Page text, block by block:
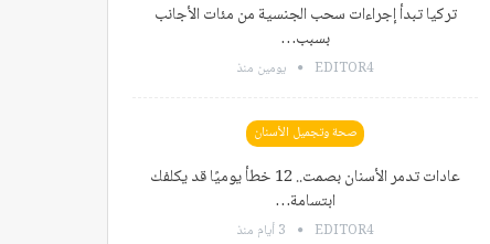
تركيا تبدأ إجراءات سحب الجنسية من مئات الأجانب
بسبب…
EDITOR4 يومين منذ
صحة وتجميل الأسنان
عادات تدمر الأسنان بصمت.. 12 خطأ يوميًا قد يكلفك
ابتسامة…
EDITOR4 3 أيام منذ